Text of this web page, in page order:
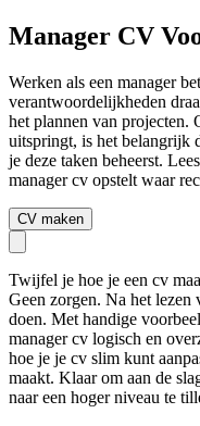
Manager CV
Werken als een manager
verantwoordelijkheden
het plannen van projecten.
uitspringt, is het belangrijk
je deze taken beheerst.
manager cv opstelt waar
CV maken
Twijfel je hoe je een cv
Geen zorgen. Na het
doen. Met handige
manager cv logisch en
hoe je je cv slim kunt
maakt. Klaar om aan de
naar een hoger niveau te